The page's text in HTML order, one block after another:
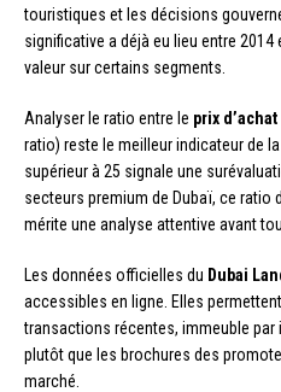
touristiques et les décisions
significative a déjà eu lieu entre 2014
valeur sur certains segments.
Analyser le ratio entre le prix
ratio) reste le meilleur indicateur de
supérieur à 25 signale une
secteurs premium de Dubaï, ce ratio
mérite une analyse attentive avant
Les données officielles du Dubai
accessibles en ligne. Elles
transactions récentes, immeuble
plutôt que les brochures des
marché.